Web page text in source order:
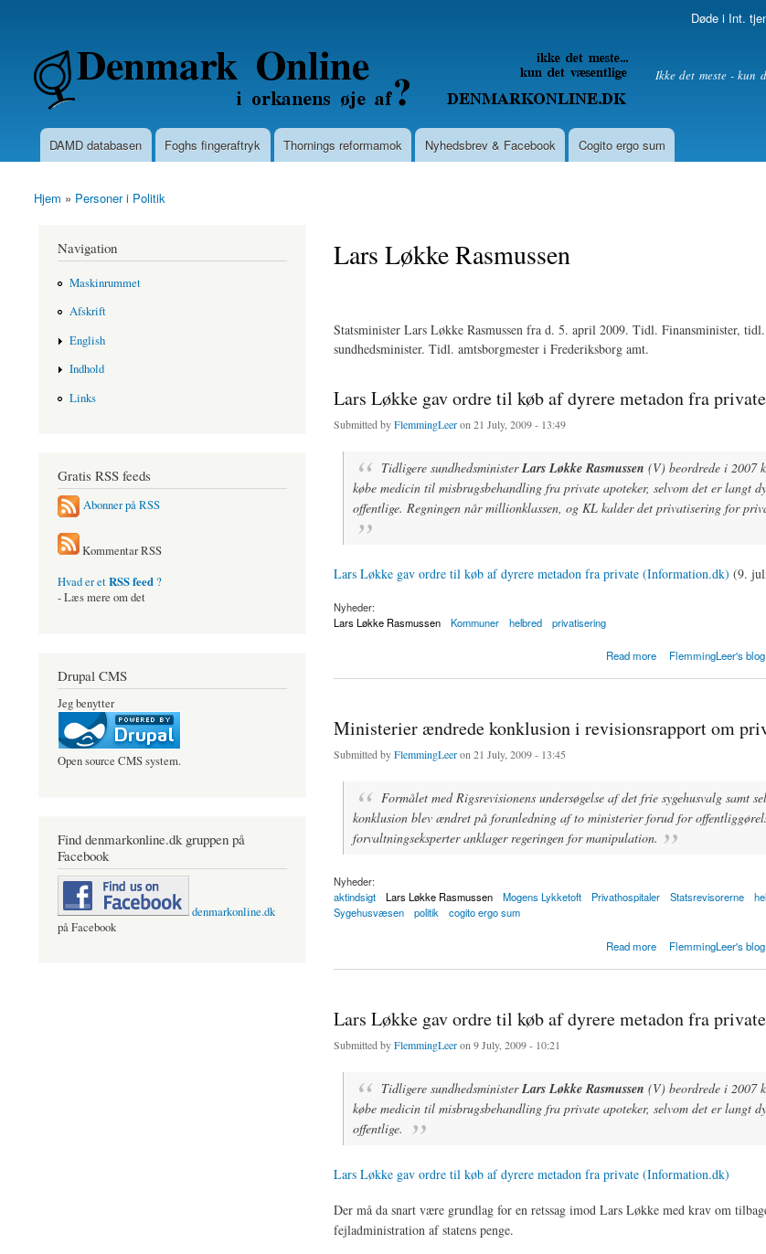
content
Døde i Int.
Denmarkonline.dk - blognyheder om politik Ikke det meste - kun
Main menu
DAMD databasen Foghs fingeraftryk Thornings reformamok Nyhedsbrev & Facebook Cogito ergo sum
You are here
Hjem » Personer i Politik
Lars Løkke Rasmussen
Statsminister Lars Løkke Rasmussen fra d. 5. april 2009. Tidl. Finansminister,
sundhedsminister. Tidl. amtsborgmester i Frederiksborg amt.
Lars Løkke gav ordre til køb af dyrere metadon fra private
Submitted byFlemmingLeeron 21 July, 2009 - 13:49
Tidligere sundhedsministerLars Løkke Rasmussen (V) beordrede i 2007
købe medicin til misbrugsbehandling fra private apoteker, selvom det er langt
offentlige. Regningen når millionklassen, og KL kalder det privatisering for
Lars Løkke gav ordre til køb af dyrere metadon fra private (Information.dk) (9.
Nyheder:
Lars Løkke Rasmussen
Kommuner helbred privatisering
Read more FlemmingLeer's blog
Ministerier ændrede konklusion i revisionsrapport om
Submitted byFlemmingLeeron 21 July, 2009 - 13:45
Formålet med Rigsrevisionens undersøgelse af det frie sygehusvalg samt
konklusion blev ændret på foranledning af to ministerier forud for
forvaltningseksperter anklager regeringen for manipulation.
Nyheder:
aktindsigt
Lars Løkke Rasmussen Mogens Lykketoft Privathospitaler Statsrevisorerne
Sygehusvæsen
politik cogito ergo sum
Read more
about Ministerier ændrede konklusion i revisionsrapport om privathospitaler FlemmingLeer's blog
Lars Løkke gav ordre til køb af dyrere metadon fra
Submitted byFlemmingLeeron 9 July, 2009 - 10:21
Tidligere sundhedsministerLars Løkke Rasmussen (V) beordrede i 2007
købe medicin til misbrugsbehandling fra private apoteker, selvom det er langt
offentlige.
Lars Løkke gav ordre til køb af dyrere metadon fra private (Information.dk)
Der må da snart være grundlag for en retssag imod Lars Løkke med krav om
fejladministration af statens penge.
Navigation
Maskinrummet
Afskrift
English
Indhold
Links
Gratis RSS feeds
Abonner på RSS
Kommentar RSS
Hvad er etRSS feed ?
- Læs mere om det
Drupal CMS
Jeg benytter
Open source CMS system.
Find denmarkonline.dk gruppen på
Facebook
denmarkonline.dk
på Facebook